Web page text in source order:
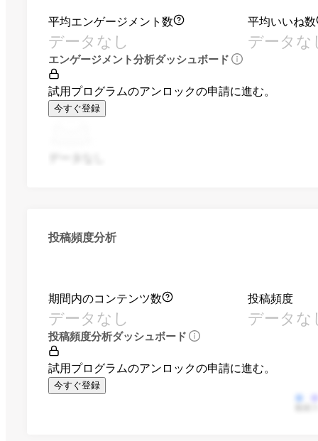
平均エンゲージメント数
データなし
平均いいね数
データな
エンゲージメント分析ダッシュボード
試用プログラムのアンロックの申請に進む。
今すぐ登録
投稿頻度分析
期間内のコンテンツ数
データなし
投稿頻度
データな
投稿頻度分析ダッシュボード
試用プログラムのアンロックの申請に進む。
今すぐ登録